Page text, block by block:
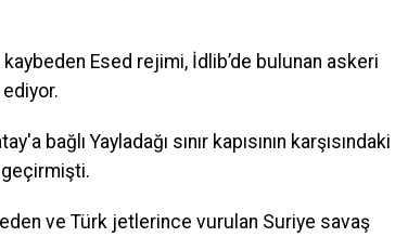
kaybeden Esed rejimi, İdlib’de bulunan askeri
bağlı Yayladağı sınır kapısının karşısındaki
geçirmişti.
ve Türk jetlerince vurulan Suriye savaş